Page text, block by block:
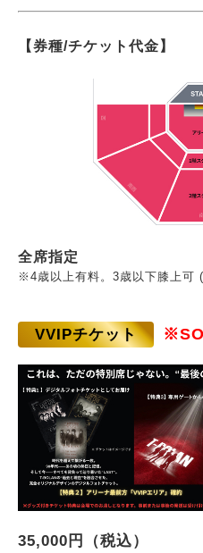
【券種/チケット代金】
全席指定
※4歳以上有料。3歳以下膝上可
VVIPチケット
35,000円（税込）